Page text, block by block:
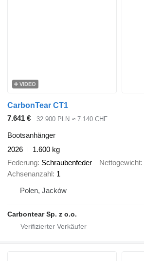
VIDEO
CarbonTear CT1
7.641 €
32.900 PLN ≈ 7.140 CHF
Bootsanhänger
2026
1.600 kg
Federung Schraubenfeder Nettogewicht
Achsenanzahl 1
Polen, Jacków
Carbontear Sp. z o.o.